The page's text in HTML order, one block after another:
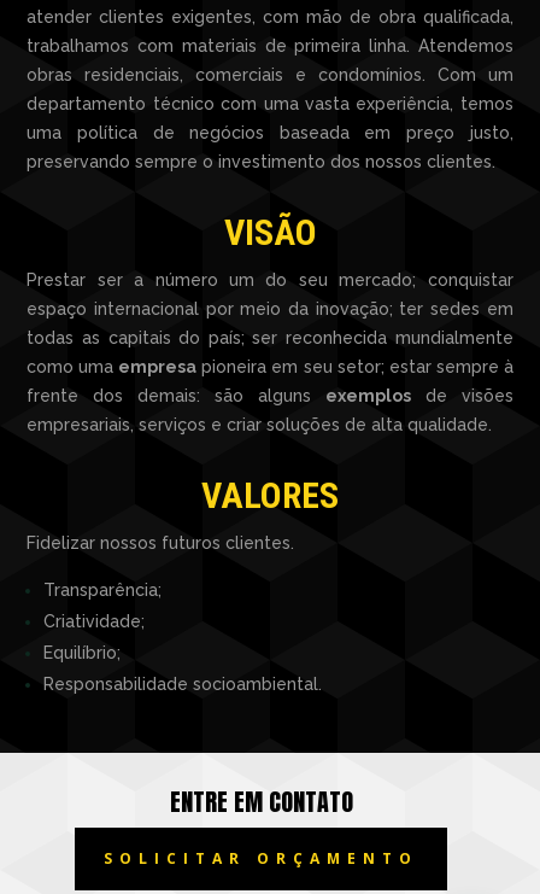
atender clientes exigentes, com mão de obra qualificada,
trabalhamos com materiais de primeira linha. Atendemos
obras residenciais, comerciais e condomínios. Com um
departamento técnico com uma vasta experiência, temos
uma política de negócios baseada em preço justo,
preservando sempre o investimento dos nossos clientes.
VISÃO
Prestar ser a número um do seu mercado; conquistar
espaço internacional por meio da inovação; ter sedes em
todas as capitais do país; ser reconhecida mundialmente
como uma empresa pioneira em seu setor; estar sempre à
frente dos demais: são alguns exemplosde visões
empresariais, serviços e criar soluções de alta qualidade.
VALORES
Fidelizar nossos futuros clientes.
Transparência;
Criatividade;
Equilíbrio;
Responsabilidade socioambiental.
ENTRE EM CONTATO
SOLICITAR ORÇAMENTO